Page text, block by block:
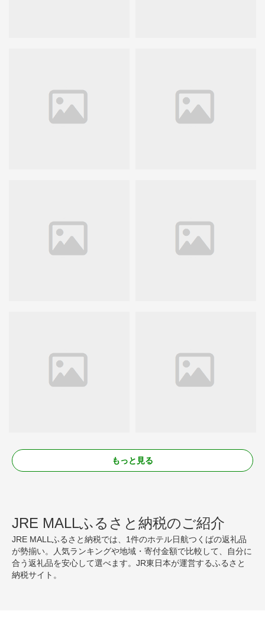
もっと見る
JRE MALLふるさと納税のご紹介
JRE MALLふるさと納税では、1件のホテル日航つくばの返礼品
が勢揃い。人気ランキングや地域・寄付金額で比較して、自分に
合う返礼品を安心して選べます。JR東日本が運営するふるさと
納税サイト。